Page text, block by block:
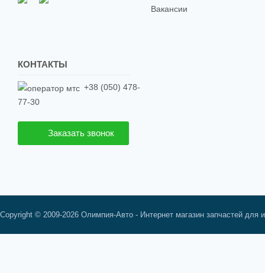
Вакансии
КОНТАКТЫ
+38 (050) 478-
77-30
Заказать звонок
Copyright © 2009-2026 Олимпия-Авто - Интернет магазин запчастей для